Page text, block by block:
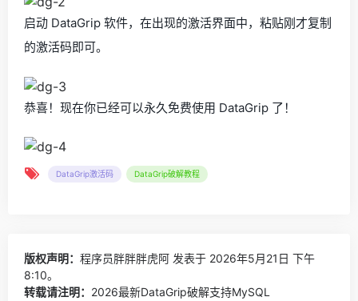
启动 DataGrip 软件，在出现的激活界面中，粘贴刚才复制
的激活码即可。
恭喜！现在你已经可以永久免费使用 DataGrip 了！
DataGrip激活码 DataGrip破解教程
版权声明： 程序员胖胖胖虎阿 发表于 2026年5月21日 下午
8:10。
转载请注明： 2026最新DataGrip破解支持MySQL